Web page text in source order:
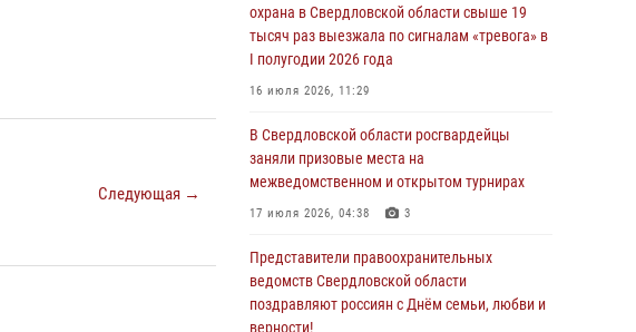
Следующая →
30 июля 2026, 11:33 1
В Свердловской области росгвардейцы стали
призерами спартакиады «Динамо» памяти
29 июля 2026, 12:30 6
Православные священники поддержали
росгвардейцев в зоне СВО
Свердловские росгвардейцы завоевали
медали на окружном чемпионате по
охрана в Свердловской области свыше 19
тысяч раз выезжала по сигналам «тревога» в
I полугодии 2026 года
16 июля 2026, 11:29
В Свердловской области росгвардейцы
заняли призовые места на
межведомственном и открытом турнирах
17 июля 2026, 04:38 3
Представители правоохранительных
ведомств Свердловской области
поздравляют россиян с Днём семьи, любви и
верности!